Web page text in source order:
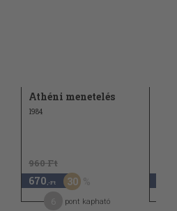
Athéni menetelés
1984
960 Ft
670 ,-Ft 30
pont kapható